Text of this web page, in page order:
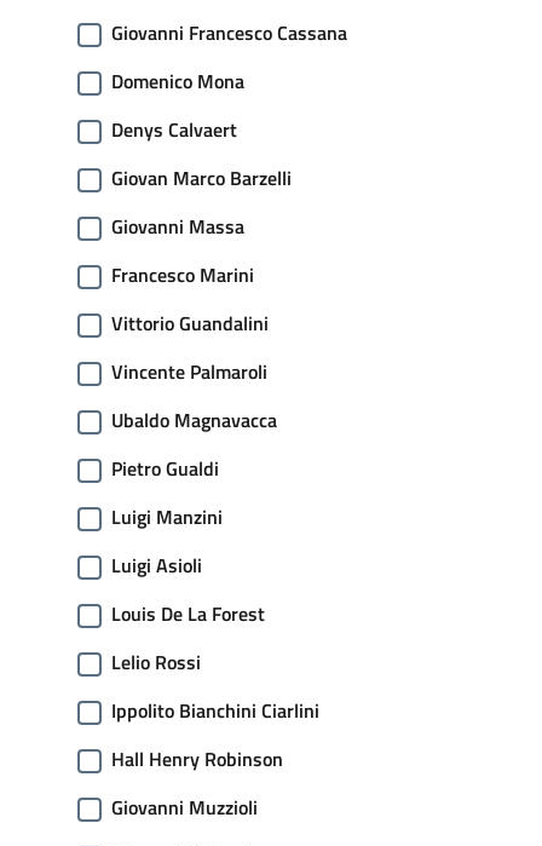
Giovanni Francesco Cassana
Domenico Mona
Denys Calvaert
Giovan Marco Barzelli
Giovanni Massa
Francesco Marini
Vittorio Guandalini
Vincente Palmaroli
Ubaldo Magnavacca
Pietro Gualdi
Luigi Manzini
Luigi Asioli
Louis De La Forest
Lelio Rossi
Ippolito Bianchini Ciarlini
Hall Henry Robinson
Giovanni Muzzioli